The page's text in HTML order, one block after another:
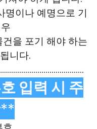
명이나 예명으로 기
을 포기 해야 하는
니다.
입력 시 주
**